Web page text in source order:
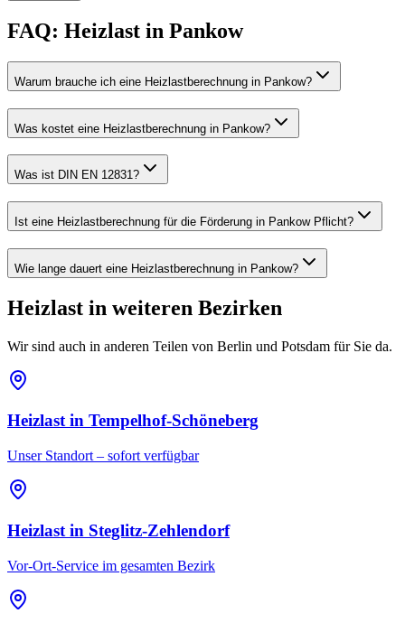
FAQ: Heizlast in Pankow
Warum brauche ich eine Heizlastberechnung in Pankow?
Was kostet eine Heizlastberechnung in Pankow?
Was ist DIN EN 12831?
Ist eine Heizlastberechnung für die Förderung in Pankow Pflicht?
Wie lange dauert eine Heizlastberechnung in Pankow?
Heizlast in weiteren Bezirken
Wir sind auch in anderen Teilen von Berlin und Potsdam für Sie da.
Heizlastin Tempelhof-Schöneberg
Unser Standort – sofort verfügbar
Heizlast in Steglitz-Zehlendorf
Vor-Ort-Service im gesamten Bezirk